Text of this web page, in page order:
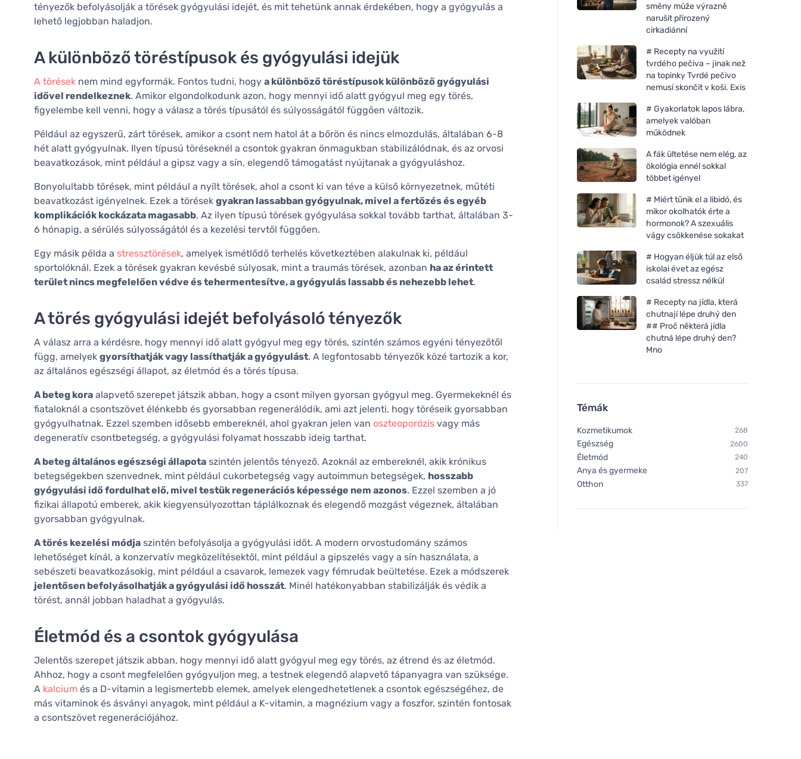
tényezők befolyásolják a törések gyógyulási idejét, és mit tehetünk annak érdekében, hogy a gyógyulás a
lehető legjobban haladjon.
A különböző töréstípusok és gyógyulási idejük
A törések nem mind egyformák. Fontos tudni, hogy a különböző töréstípusok különböző gyógyulási
idővel rendelkeznek. Amikor elgondolkodunk azon, hogy mennyi idő alatt gyógyul meg egy törés,
figyelembe kell venni, hogy a válasz a törés típusától és súlyosságától függően változik.
Például az egyszerű, zárt törések, amikor a csont nem hatol át a bőrön és nincs elmozdulás, általában 6-8
hét alatt gyógyulnak. Ilyen típusú töréseknél a csontok gyakran önmagukban stabilizálódnak, és az orvosi
beavatkozások, mint például a gipsz vagy a sín, elegendő támogatást nyújtanak a gyógyuláshoz.
Bonyolultabb törések, mint például a nyílt törések, ahol a csont ki van téve a külső környezetnek, műtéti
beavatkozást igényelnek. Ezek a törések gyakran lassabban gyógyulnak, mivel a fertőzés és egyéb
komplikációk kockázata magasabb. Az ilyen típusú törések gyógyulása sokkal tovább tarthat, általában 3-
6 hónapig, a sérülés súlyosságától és a kezelési tervtől függően.
Egy másik példa a stressztörések, amelyek ismétlődő terhelés következtében alakulnak ki, például
sportolóknál. Ezek a törések gyakran kevésbé súlyosak, mint a traumás törések, azonban ha az érintett
terület nincs megfelelően védve és tehermentesítve, a gyógyulás lassabb és nehezebb lehet.
A törés gyógyulási idejét befolyásoló tényezők
A válasz arra a kérdésre, hogy mennyi idő alatt gyógyul meg egy törés, szintén számos egyéni tényezőtől
függ, amelyek gyorsíthatják vagy lassíthatják a gyógyulást. A legfontosabb tényezők közé tartozik a kor,
az általános egészségi állapot, az életmód és a törés típusa.
A beteg kora alapvető szerepet játszik abban, hogy a csont milyen gyorsan gyógyul meg. Gyermekeknél és
fiataloknál a csontszövet élénkebb és gyorsabban regenerálódik, ami azt jelenti, hogy töréseik gyorsabban
gyógyulhatnak. Ezzel szemben idősebb embereknél, ahol gyakran jelen van oszteoporózis vagy más
degeneratív csontbetegség, a gyógyulási folyamat hosszabb ideig tarthat.
A beteg általános egészségi állapota szintén jelentős tényező. Azoknál az embereknél, akik krónikus
betegségekben szenvednek, mint például cukorbetegség vagy autoimmun betegségek, hosszabb
gyógyulási idő fordulhat elő, mivel testük regenerációs képessége nem azonos. Ezzel szemben a jó
fizikai állapotú emberek, akik kiegyensúlyozottan táplálkoznak és elegendő mozgást végeznek, általában
gyorsabban gyógyulnak.
A törés kezelési módja szintén befolyásolja a gyógyulási időt. A modern orvostudomány számos
lehetőséget kínál, a konzervatív megközelítésektől, mint például a gipszelés vagy a sín használata, a
sebészeti beavatkozásokig, mint például a csavarok, lemezek vagy fémrudak beültetése. Ezek a módszerek
jelentősen befolyásolhatják a gyógyulási idő hosszát. Minél hatékonyabban stabilizálják és védik a
törést, annál jobban haladhat a gyógyulás.
Életmód és a csontok gyógyulása
Jelentős szerepet játszik abban, hogy mennyi idő alatt gyógyul meg egy törés, az étrend és az életmód.
Ahhoz, hogy a csont megfelelően gyógyuljon meg, a testnek elegendő alapvető tápanyagra van szüksége.
A kalcium és a D-vitamin a legismertebb elemek, amelyek elengedhetetlenek a csontok egészségéhez, de
más vitaminok és ásványi anyagok, mint például a K-vitamin, a magnézium vagy a foszfor, szintén fontosak
a csontszövet regenerációjához.
směny může výrazně
narušit přirozený
cirkadiánní
# Recepty na využití
tvrdého pečiva – jinak než
na topinky Tvrdé pečivo
nemusí skončit v koši. Exis
# Gyakorlatok lapos lábra,
amelyek valóban
működnek
A fák ültetése nem elég, az
ökológia ennél sokkal
többet igényel
# Miért tűnik el a libidó, és
mikor okolhatók érte a
hormonok? A szexuális
vágy csökkenése sokakat
# Hogyan éljük túl az első
iskolai évet az egész
család stressz nélkül
# Recepty na jídla, která
chutnají lépe druhý den
## Proč některá jídla
chutná lépe druhý den?
Mno
Témák
Kozmetikumok 268
Egészség 2600
Életmód 240
Anya és gyermeke 207
Otthon 337